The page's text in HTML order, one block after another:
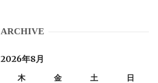
ARCHIVE
2026年8月
木 金 土 日